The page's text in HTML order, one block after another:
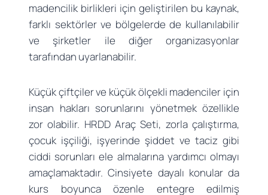
madencilik birlikleri için geliştirilen bu kaynak,
farklı sektörler ve bölgelerde de kullanılabilir
ve şirketler ile diğer organizasyonlar
tarafından uyarlanabilir.
Küçük çiftçiler ve küçük ölçekli madenciler için
insan hakları sorunlarını yönetmek özellikle
zor olabilir. HRDD Araç Seti, zorla çalıştırma,
çocuk işçiliği, işyerinde şiddet ve taciz gibi
ciddi sorunları ele almalarına yardımcı olmayı
amaçlamaktadır. Cinsiyete dayalı konular da
kurs boyunca özenle entegre edilmiş